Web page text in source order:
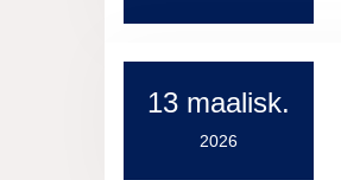
13 maalisk.
2026